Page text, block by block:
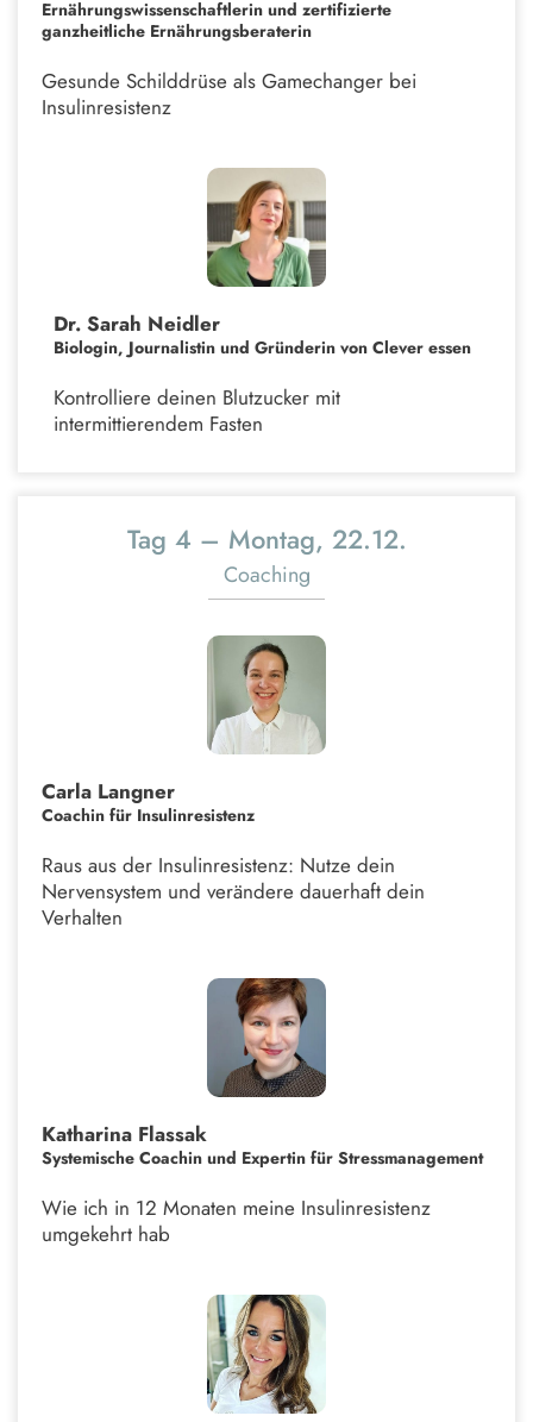
Ernährungswissenschaftlerin und zertifizierte
ganzheitliche Ernährungsberaterin
Gesunde Schilddrüse als Gamechanger bei
Insulinresistenz
Dr. Sarah Neidler
Biologin, Journalistin und Gründerin von Clever essen
Kontrolliere deinen Blutzucker mit
intermittierendem Fasten
Tag 4 – Montag, 22.12.
Coaching
Carla Langner
Coachin für Insulinresistenz
Raus aus der Insulinresistenz: Nutze dein
Nervensystem und verändere dauerhaft dein
Verhalten
Katharina Flassak
Systemische Coachin und Expertin für Stressmanagement
Wie ich in 12 Monaten meine Insulinresistenz
umgekehrt hab